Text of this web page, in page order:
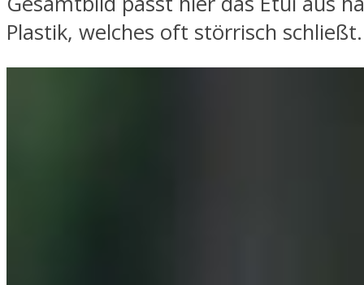
Plastik, welches oft störrisch schließt.